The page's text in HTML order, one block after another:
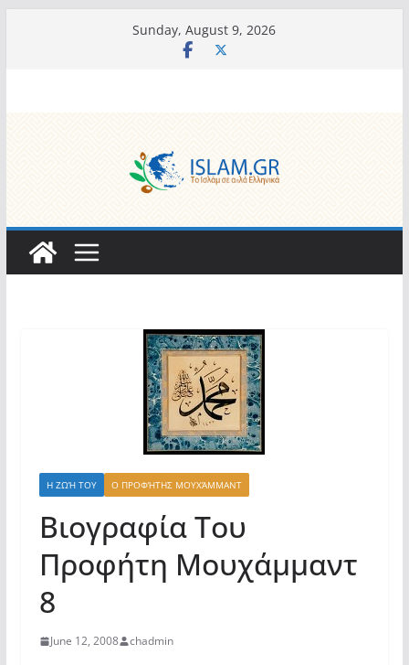
Sunday, August 9, 2026
Η ΖΩΉ ΤΟΥ Ο ΠΡΟΦΉΤΗΣ ΜΟΥΧΆΜΜΑΝΤ
Βιογραφία Του
Προφήτη Μουχάμμαντ
8
June 12, 2008 chadmin